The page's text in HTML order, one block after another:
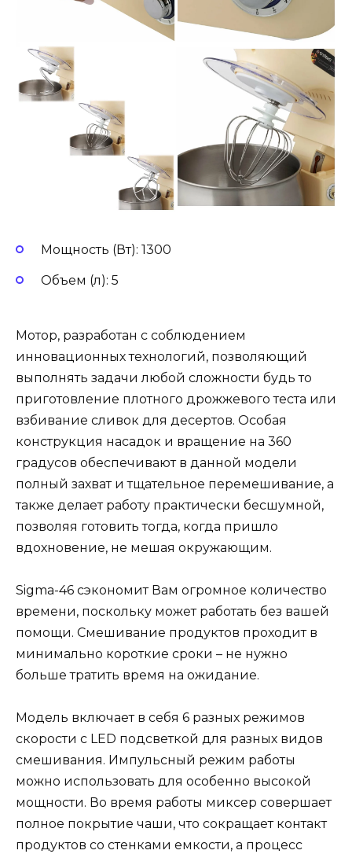
Мощность (Вт): 1300
Объем (л): 5
Мотор, разработан с соблюдением
инновационных технологий, позволяющий
выполнять задачи любой сложности будь то
приготовление плотного дрожжевого теста или
взбивание сливок для десертов. Особая
конструкция насадок и вращение на 360
градусов обеспечивают в данной модели
полный захват и тщательное перемешивание, а
также делает работу практически бесшумной,
позволяя готовить тогда, когда пришло
вдохновение, не мешая окружающим.
Sigma-46 сэкономит Вам огромное количество
времени, поскольку может работать без вашей
помощи. Смешивание продуктов проходит в
минимально короткие сроки – не нужно
больше тратить время на ожидание.
Модель включает в себя 6 разных режимов
скорости с LED подсветкой для разных видов
смешивания. Импульсный режим работы
можно использовать для особенно высокой
мощности. Во время работы миксер совершает
полное покрытие чаши, что сокращает контакт
продуктов со стенками емкости, а процесс